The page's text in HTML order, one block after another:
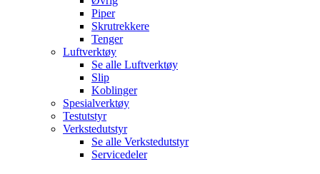
Piper
Skrutrekkere
Tenger
Luftverktøy
Se alle Luftverktøy
Slip
Koblinger
Spesialverktøy
Testutstyr
Verkstedutstyr
Se alle Verkstedutstyr
Servicedeler